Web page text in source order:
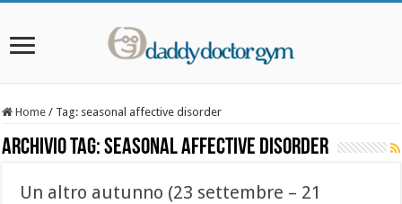
Home / Tag: seasonal affective disorder
Archivio Tag:seasonal affective disorder
Un altro autunno (23 settembre – 21